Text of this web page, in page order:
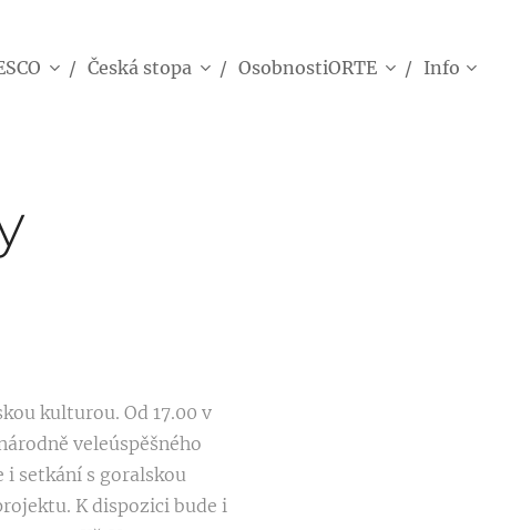
Česká stopa OsobnostiORTE Info
kulturou. Od 17.00 v
veleúspěšného
i setkání s goralskou
K dispozici bude i